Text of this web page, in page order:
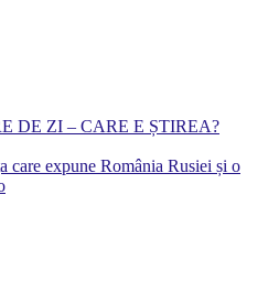
DE ZI – CARE E ȘTIREA?
care expune România Rusiei și o